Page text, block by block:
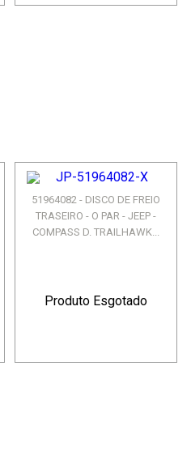
51964082 - DISCO DE FREIO
TRASEIRO - O PAR - JEEP -
COMPASS D. TRAILHAWK...
Produto Esgotado